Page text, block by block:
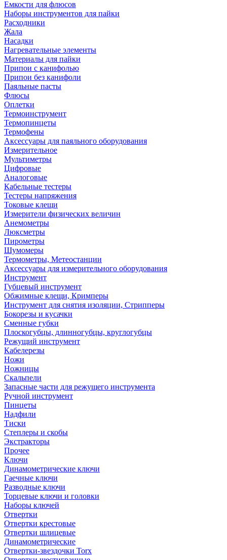
Емкости для флюсов
Наборы инструментов для пайки
Расходники
Жала
Насадки
Нагревательные элементы
Материалы для пайки
Припои с канифолью
Припои без канифоли
Паяльные пасты
Флюсы
Оплетки
Термоинструмент
Термопинцеты
Термофены
Аксессуары для паяльного оборудования
Измерительное
Мультиметры
Цифровые
Аналоговые
Кабельные тестеры
Тестеры напряжения
Токовые клещи
Измерители физических величин
Анемометры
Люксметры
Пирометры
Шумомеры
Термометры, Метеостанции
Аксессуары для измерительного оборудования
Инструмент
Губцевый инструмент
Обжимные клещи, Кримперы
Инструмент для снятия изоляции, Стрипперы
Бокорезы и кусачки
Сменные губки
Плоскогубцы, длинногубцы, круглогубцы
Режущий инструмент
Кабелерезы
Ножи
Ножницы
Скальпели
Запасные части для режущего инструмента
Ручной инструмент
Пинцеты
Надфили
Тиски
Степлеры и скобы
Экстракторы
Прочее
Ключи
Динамометрические ключи
Гаечные ключи
Разводные ключи
Торцевые ключи и головки
Наборы ключей
Отвертки
Отвертки крестовые
Отвертки шлицевые
Динамометрические
Отвертки-звездочки Torx